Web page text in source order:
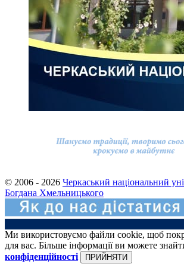
© 2006 - 2026 Черкаський національний
Богдана Хмельницького
Ми використовуємо файли cookie, щоб
для вас. Більше інформації ви можете
конфіденційності
ПРИЙНЯТИ